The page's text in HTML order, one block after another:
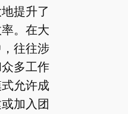
提升了
。在大
往往涉
多工作
允许成
加入团